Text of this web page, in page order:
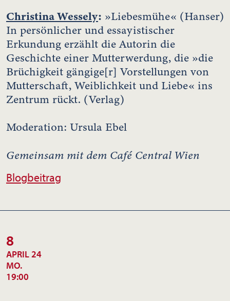
Christina Wessely: »Liebesmühe« (Hanser)
In persönlicher und essayistischer
Erkundung erzählt die Autorin die
Geschichte einer Mutterwerdung, die »die
Brüchigkeit gängige[r] Vorstellungen von
Mutterschaft, Weiblichkeit und Liebe« ins
Zentrum rückt. (Verlag)
Moderation: Ursula Ebel
Gemeinsam mit dem Café Central Wien
Blogbeitrag
8
APRIL 24
MO.
19:00